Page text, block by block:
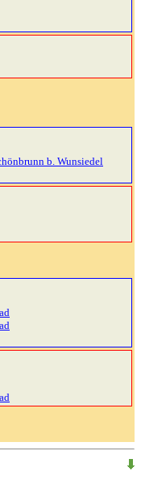
b. Wunsiedel